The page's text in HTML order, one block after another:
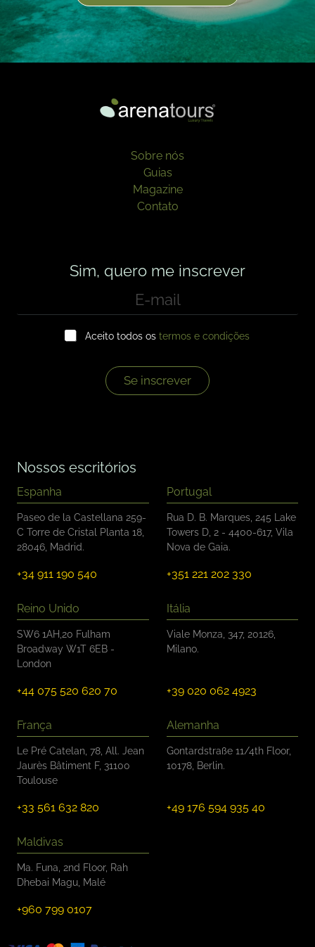
Sobre nós
Guias
Magazine
Contato
Sim, quero me inscrever
m
l
e
ç
ã
o
*
Aceito todos os termos e condições
Se inscrever
Nossos escritórios
Espanha
Paseo de la Castellana 259-
C Torre de Cristal Planta 18,
28046, Madrid.
+34 911 190 540
Portugal
Rua D. B. Marques, 245 Lake
Towers D, 2 - 4400-617, Vila
Nova de Gaia.
+351 221 202 330
Reino Unido
SW6 1AH,20 Fulham
Broadway W1T 6EB -
London
+44 075 520 620 70
Itália
Viale Monza, 347, 20126,
Milano.
+39 020 062 4923
França
Le Pré Catelan, 78, All. Jean
Jaurès Bâtiment F, 31100
Toulouse
+33 561 632 820
Alemanha
Gontardstraße 11/4th Floor,
10178, Berlin.
+49 176 594 935 40
Maldivas
Ma. Funa, 2nd Floor, Rah
Dhebai Magu, Malé
+960 799 0107